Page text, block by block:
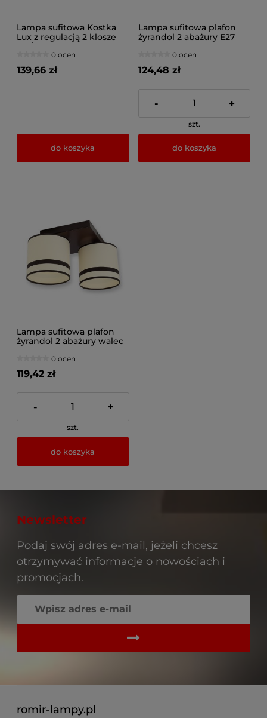
Lampa sufitowa Kostka
Lux z regulacją 2 klosze
412/1
0 ocen
139,66 zł
do koszyka
Lampa sufitowa plafon
żyrandol 2 abażury E27
0 ocen
124,48 zł
- +
szt.
do koszyka
Lampa sufitowa plafon
żyrandol 2 abażury walec
0 ocen
119,42 zł
- +
szt.
do koszyka
Newsletter
Podaj swój adres e-mail, jeżeli chcesz
otrzymywać informacje o nowościach i
promocjach.
romir-lampy.pl